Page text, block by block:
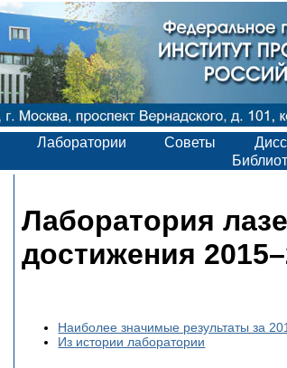
Лаборатории Советы
Лаборатория
достижения
Наиболее значимые результаты за
Из истории лаборатории